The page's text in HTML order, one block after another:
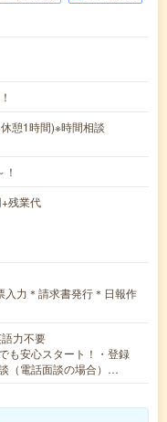
憩1時間)※時間相談
残業代
入力＊請求書発行＊日報作
力不要
も安心スタート！・登録
（電話面談の場合）…